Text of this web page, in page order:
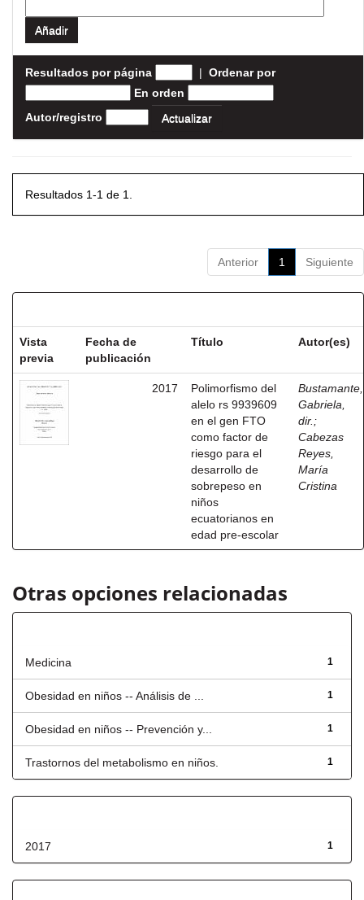
Resultados por página | Ordenar por
En orden
Autor/registro
Resultados 1-1 de 1.
Anterior 1 Siguiente
Vista
previa
Fecha de
publicación
Título Autor(es)
2017
Polimorfismo del
alelo rs 9939609
en el gen FTO
como factor de
riesgo para el
desarrollo de
sobrepeso en
niños
ecuatorianos en
edad pre-escolar
Bustamante,
Gabriela,
dir. ;
Cabezas
Reyes,
María
Cristina
Otras opciones relacionadas
1
Medicina
1
Obesidad en niños -- Análisis de ...
1
Obesidad en niños -- Prevención y...
1
Trastornos del metabolismo en niños.
1
2017